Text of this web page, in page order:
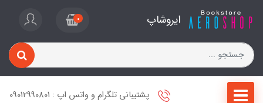
ایروشاپ 0
پشتیبانی تلگرام و واتس اپ : 09012990801